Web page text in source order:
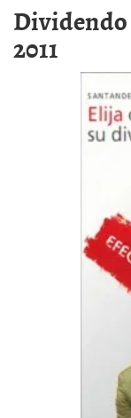
2011